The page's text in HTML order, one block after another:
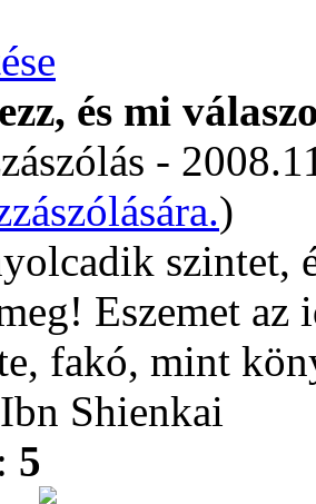
és mi
-
)
szintet,
Eszemet az
fakó, mint
Shienkai
5